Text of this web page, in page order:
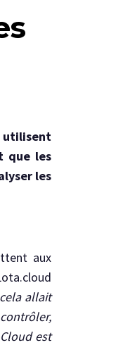
que les
les
aux
allait
est